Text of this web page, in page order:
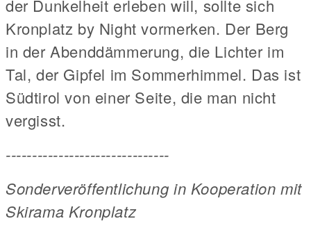
der Dunkelheit erleben will, sollte sich
Kronplatz by Night vormerken. Der Berg
in der Abenddämmerung, die Lichter im
Tal, der Gipfel im Sommerhimmel. Das ist
Südtirol von einer Seite, die man nicht
vergisst.
-------------------------------
Sonderveröffentlichung in Kooperation mit
Skirama Kronplatz